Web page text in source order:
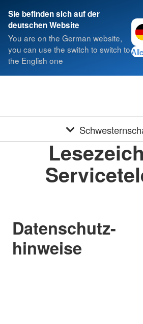
Sie befinden sich auf der
deutschen Website
You are on the German website,
you can use the switch to switch to
the English one
Datenschutz-
hinweise